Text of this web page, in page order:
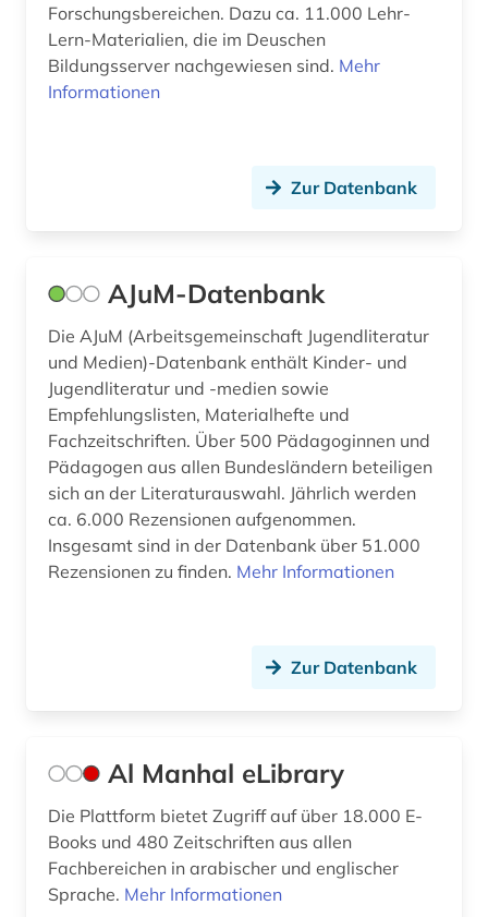
diversität (1)
dokumentenserver (1)
dänisch-hallesche mission in tranquebar (1)
e-book (2)
e-learning (5)
e-teaching (1)
economy (1)
einführung (1)
elearning (1)
elektronische zeitschrift (8)
entscheidungsammlung (1)
entwicklung (2)
entwicklungsforschung (1)
Forschungsbereichen. Dazu ca. 11.000 Lehr-
Lern-Materialien, die im Deuschen
Bildungsserver nachgewiesen sind. Mehr
Informationen
Zur Datenbank
AJuM-Datenbank
Die AJuM (Arbeitsgemeinschaft Jugendliteratur
und Medien)-Datenbank enthält Kinder- und
Jugendliteratur und -medien sowie
Empfehlungslisten, Materialhefte und
Fachzeitschriften. Über 500 Pädagoginnen und
Pädagogen aus allen Bundesländern beteiligen
sich an der Literaturauswahl. Jährlich werden
ca. 6.000 Rezensionen aufgenommen.
Insgesamt sind in der Datenbank über 51.000
Rezensionen zu finden. Mehr Informationen
Zur Datenbank
Al Manhal eLibrary
Die Plattform bietet Zugriff auf über 18.000 E-
Books und 480 Zeitschriften aus allen
Fachbereichen in arabischer und englischer
Sprache. Mehr Informationen